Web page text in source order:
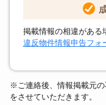
掲載情報の相違がある
違反物件情報申告フォ
※ご連絡後、情報掲載元
をさせていただきます。